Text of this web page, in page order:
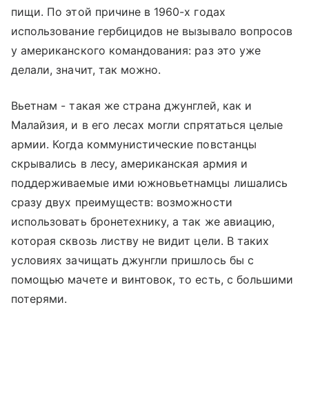
пищи. По этой причине в 1960-х годах
использование гербицидов не вызывало вопросов
у американского командования: раз это уже
делали, значит, так можно.
Вьетнам - такая же страна джунглей, как и
Малайзия, и в его лесах могли спрятаться целые
армии. Когда коммунистические повстанцы
скрывались в лесу, американская армия и
поддерживаемые ими южновьетнамцы лишались
сразу двух преимуществ: возможности
использовать бронетехнику, а так же авиацию,
которая сквозь листву не видит цели. В таких
условиях зачищать джунгли пришлось бы с
помощью мачете и винтовок, то есть, с большими
потерями.